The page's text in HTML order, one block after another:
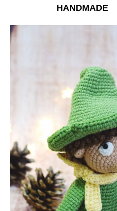
HANDMADE